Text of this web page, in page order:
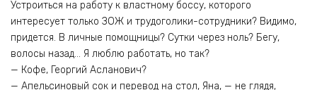
Устроиться на работу к властному боссу, которого
интересует только ЗОЖ и трудоголики-сотрудники? Видимо,
придется. В личные помощницы? Сутки через ноль? Бегу,
волосы назад… Я люблю работать, но так?
— Кофе, Георгий Асланович?
— Апельсиновый сок и перевод на стол, Яна, — не глядя,